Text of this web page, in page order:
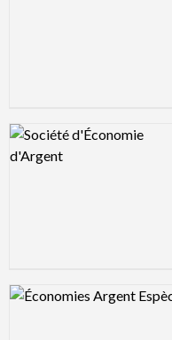
Logo Preview Image
Logo Preview Image